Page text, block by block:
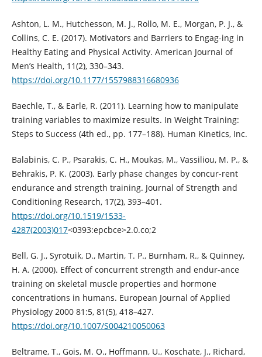
Ashton, L. M., Hutchesson, M. J., Rollo, M. E., Morgan, P. J., &
Collins, C. E. (2017). Motivators and Barriers to Engag-ing in
Healthy Eating and Physical Activity. American Journal of
Men’s Health, 11(2), 330–343.
https://doi.org/10.1177/1557988316680936
Baechle, T., & Earle, R. (2011). Learning how to manipulate
training variables to maximize results. In Weight Training:
Steps to Success (4th ed., pp. 177–188). Human Kinetics, Inc.
Balabinis, C. P., Psarakis, C. H., Moukas, M., Vassiliou, M. P., &
Behrakis, P. K. (2003). Early phase changes by concur-rent
endurance and strength training. Journal of Strength and
Conditioning Research, 17(2), 393–401.
https://doi.org/10.1519/1533-
4287(2003)017<0393:epcbce>2.0.co;2
Bell, G. J., Syrotuik, D., Martin, T. P., Burnham, R., & Quinney,
H. A. (2000). Effect of concurrent strength and endur-ance
training on skeletal muscle properties and hormone
concentrations in humans. European Journal of Applied
Physiology 2000 81:5, 81(5), 418–427.
https://doi.org/10.1007/S004210050063
Beltrame, T., Gois, M. O., Hoffmann, U., Koschate, J., Richard,